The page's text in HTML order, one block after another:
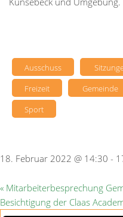
Ausschuss
Freizeit
Gemeinde
Sport
18. Februar 2022 @ 14:30 -
« Mitarbeiterbesprechung
Besichtigung der Claas